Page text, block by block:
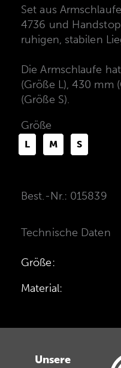
Set aus
4736 und
ruhigen, stabilen
Die Armschlaufe
(Größe L), 430 mm
(Größe S).
Größe
L M S
Best.-Nr.: 015839
Technische Daten
Größe:
Material:
Unsere